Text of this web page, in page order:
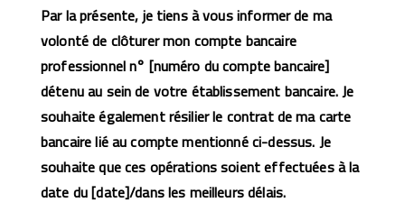
Par la présente, je tiens à vous informer de ma
volonté de clôturer mon compte bancaire
professionnel n° [numéro du compte bancaire]
détenu au sein de votre établissement bancaire. Je
souhaite également résilier le contrat de ma carte
bancaire lié au compte mentionné ci-dessus. Je
souhaite que ces opérations soient effectuées à la
date du [date]/dans les meilleurs délais.